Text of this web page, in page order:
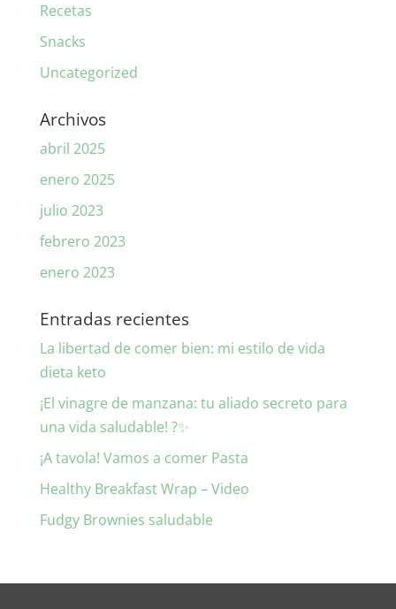
Recetas
Snacks
Uncategorized
Archivos
abril 2025
enero 2025
julio 2023
febrero 2023
enero 2023
Entradas recientes
La libertad de comer bien: mi estilo de vida
dieta keto
¡El vinagre de manzana: tu aliado secreto para
una vida saludable! ?✨
¡A tavola! Vamos a comer Pasta
Healthy Breakfast Wrap – Video
Fudgy Brownies saludable